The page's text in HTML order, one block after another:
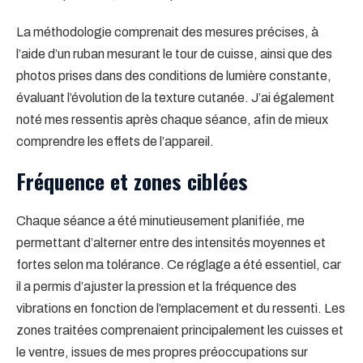
La méthodologie comprenait des mesures précises, à
l’aide d’un ruban mesurant le tour de cuisse, ainsi que des
photos prises dans des conditions de lumière constante,
évaluant l’évolution de la texture cutanée. J’ai également
noté mes ressentis après chaque séance, afin de mieux
comprendre les effets de l’appareil.
Fréquence et zones ciblées
Chaque séance a été minutieusement planifiée, me
permettant d’alterner entre des intensités moyennes et
fortes selon ma tolérance. Ce réglage a été essentiel, car
il a permis d’ajuster la pression et la fréquence des
vibrations en fonction de l’emplacement et du ressenti. Les
zones traitées comprenaient principalement les cuisses et
le ventre, issues de mes propres préoccupations sur